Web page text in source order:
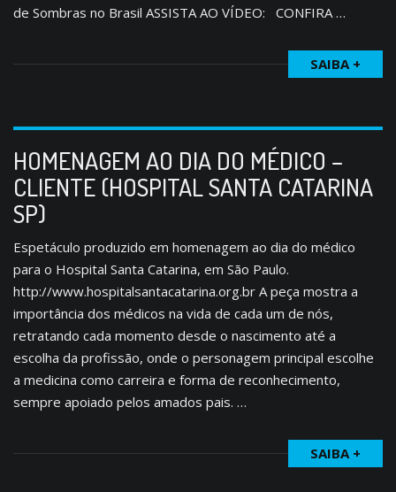
de Sombras no Brasil ASSISTA AO VÍDEO: CONFIRA …
SAIBA +
HOMENAGEM AO DIA DO MÉDICO –
CLIENTE (HOSPITAL SANTA CATARINA
SP)
Espetáculo produzido em homenagem ao dia do médico
para o Hospital Santa Catarina, em São Paulo.
http://www.hospitalsantacatarina.org.br A peça mostra a
importância dos médicos na vida de cada um de nós,
retratando cada momento desde o nascimento até a
escolha da profissão, onde o personagem principal escolhe
a medicina como carreira e forma de reconhecimento,
sempre apoiado pelos amados pais. …
SAIBA +